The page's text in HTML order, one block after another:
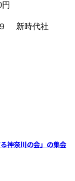
新時代社
神奈川の会」の集会